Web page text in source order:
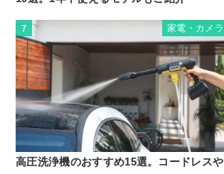
7 家電・カメラ
高圧洗浄機のおすすめ15選。コードレスや